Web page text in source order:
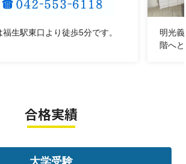
果が思ったより良くなかった、、、
強していきたい！
頑張りたい！！
学受験をご希望の
福生駅東口より徒歩5分です。
明光
階へ
合格実績